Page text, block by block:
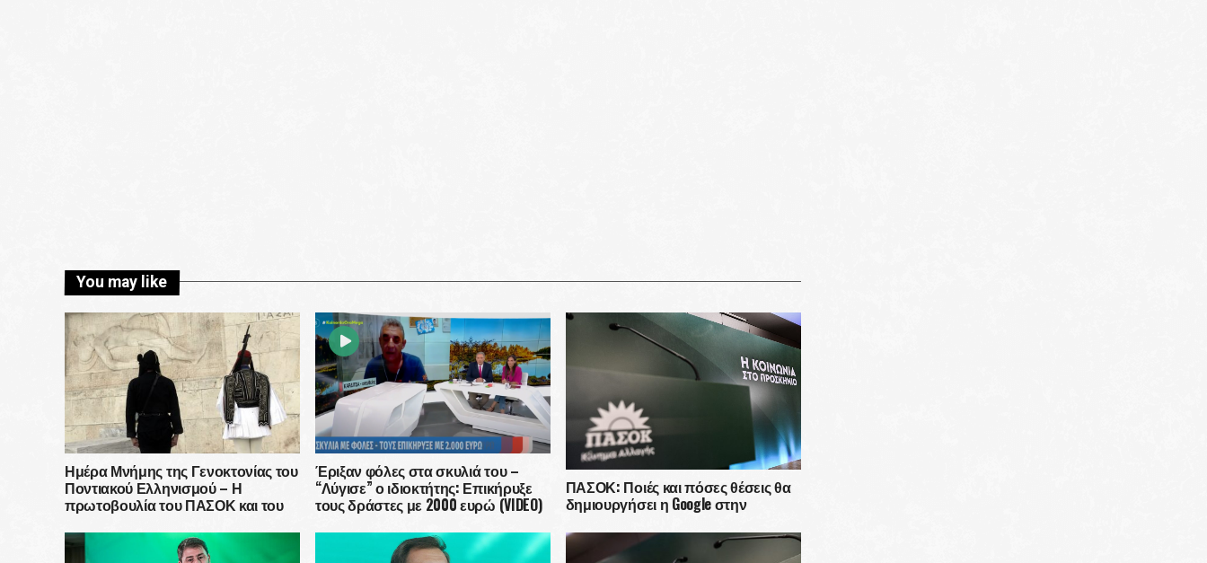
You may like
Ημέρα Μνήμης της Γενοκτονίας του
Ποντιακού Ελληνισμού – Η
πρωτοβουλία του ΠΑΣΟΚ και του
Έριξαν φόλες στα σκυλιά του –
“Λύγισε” ο ιδιοκτήτης: Επικήρυξε
τους δράστες με 2000 ευρώ (VIDEO)
ΠΑΣΟΚ: Ποιές και πόσες θέσεις θα
δημιουργήσει η Google στην
κοινωνία!